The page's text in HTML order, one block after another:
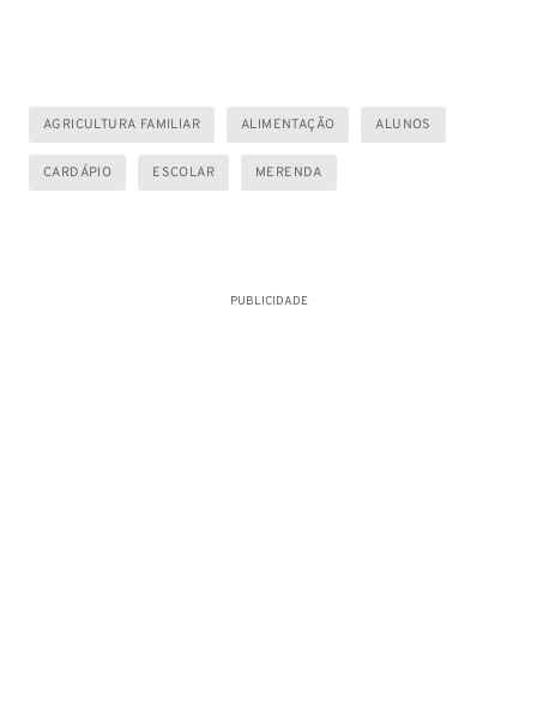
AGRICULTURA FAMILIAR ALIMENTAÇÃO ALUNOS
CARDÁPIO ESCOLAR MERENDA
PUBLICIDADE